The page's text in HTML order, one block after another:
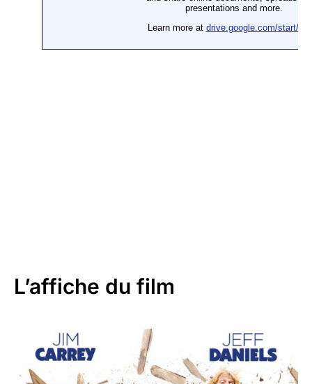
L’affiche du film